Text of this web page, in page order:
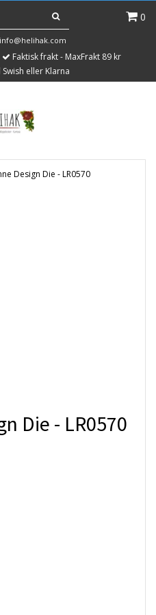
0
info@helihak.com
Faktisk frakt - MaxFrakt 89 kr
eller Klarna
Design Die - LR0570
Die - LR0570